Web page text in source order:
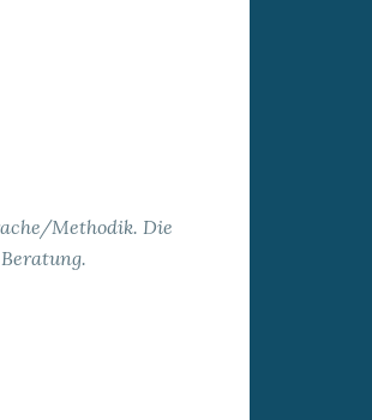
Methodik. Die